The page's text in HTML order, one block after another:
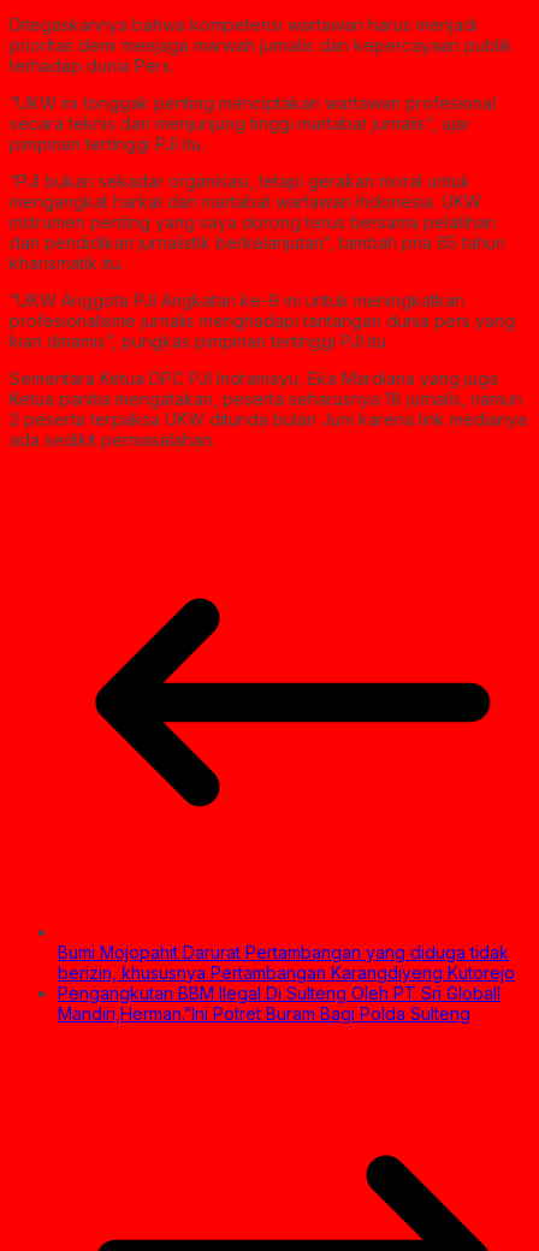
Ditegaskannya bahwa kompetensi wartawan harus menjadi
prioritas demi menjaga marwah jurnalis dan kepercayaan publik
terhadap dunia Pers.
“UKW ini tonggak penting menciptakan wartawan profesional
secara teknis dan menjunjung tinggi martabat jurnalis”, ujar
pimpinan tertinggi PJI itu.
“PJI bukan sekadar organisasi, tetapi gerakan moral untuk
mengangkat harkat dan martabat wartawan Indonesia. UKW
instrumen penting yang saya dorong terus bersama pelatihan
dan pendidikan jurnalistik berkelanjutan”, tambah pria 65 tahun
kharismatik itu.
“UKW Anggota PJI Angkatan ke-9 ini untuk meningkatkan
profesionalisme jurnalis menghadapi tantangan dunia pers yang
kian dinamis”, pungkas pimpinan tertinggi PJI itu.
Sementara Ketua DPC PJI Indramayu, Eka Mardiana yang juga
Ketua panitia mengatakan, peserta seharusnya 18 jurnalis, namun
2 peserta terpaksa UKW ditunda bulan Juni karena link medianya
ada sedikit permasalahan.
Bumi Mojopahit Darurat Pertambangan yang diduga tidak
berizin, khususnya Pertambangan Karangdiyeng Kutorejo
Pengangkutan BBM Ilegal Di Sulteng Oleh PT Sri Globall
Mandiri,Herman.”Ini Potret Buram Bagi Polda Sulteng